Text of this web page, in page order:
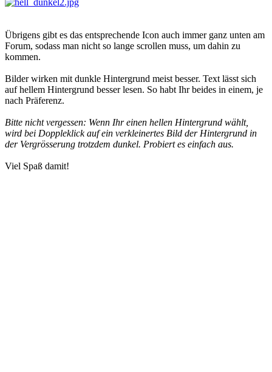
Übrigens gibt es das entsprechende Icon auch immer ganz unten am
Forum, sodass man nicht so lange scrollen muss, um dahin zu
kommen.
Bilder wirken mit dunkle Hintergrund meist besser. Text lässt sich
auf hellem Hintergrund besser lesen. So habt Ihr beides in einem, je
nach Präferenz.
Bitte nicht vergessen: Wenn Ihr einen hellen Hintergrund wählt,
wird bei Doppleklick auf ein verkleinertes Bild der Hintergrund in
der Vergrösserung trotzdem dunkel. Probiert es einfach aus.
Viel Spaß damit!